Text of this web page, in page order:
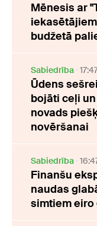
Mēnesis ar
budžetā
Sabiedrība
Ūdens
bojāti ceļi
novads
novēršanai
Sabiedrība
Finanšu
naudas
simtiem eiro